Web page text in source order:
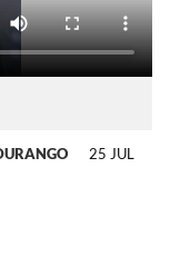
25 JUL